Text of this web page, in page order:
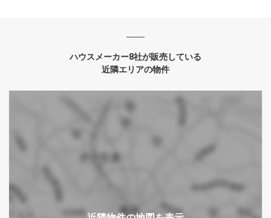
ハウスメーカー8社が販売している
近隣エリアの物件